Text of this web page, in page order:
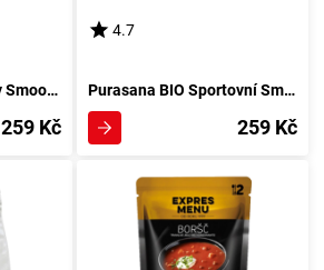
Purasana BIO Beauty Smoothie 150 g - Jemný Elixír Krásy
259 Kč
4.7
Purasana BIO Sportovní Smoothie 150 g
259 Kč